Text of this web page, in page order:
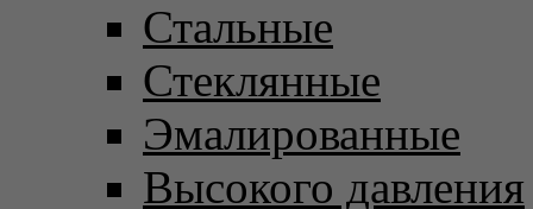
Стальные
Стеклянные
Эмалированные
Высокого давления